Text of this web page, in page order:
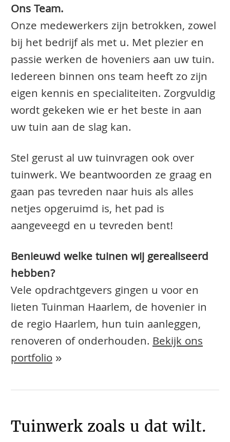
Ons Team.
Onze medewerkers zijn betrokken, zowel
bij het bedrijf als met u. Met plezier en
passie werken de hoveniers aan uw tuin.
Iedereen binnen ons team heeft zo zijn
eigen kennis en specialiteiten. Zorgvuldig
wordt gekeken wie er het beste in aan
uw tuin aan de slag kan.
Stel gerust al uw tuinvragen ook over
tuinwerk. We beantwoorden ze graag en
gaan pas tevreden naar huis als alles
netjes opgeruimd is, het pad is
aangeveegd en u tevreden bent!
Benieuwd welke tuinen wij gerealiseerd
hebben?
Vele opdrachtgevers gingen u voor en
lieten Tuinman Haarlem, de hovenier in
de regio Haarlem, hun tuin aanleggen,
renoveren of onderhouden.Bekijk ons
portfolio»
Tuinwerk zoals u dat wilt.